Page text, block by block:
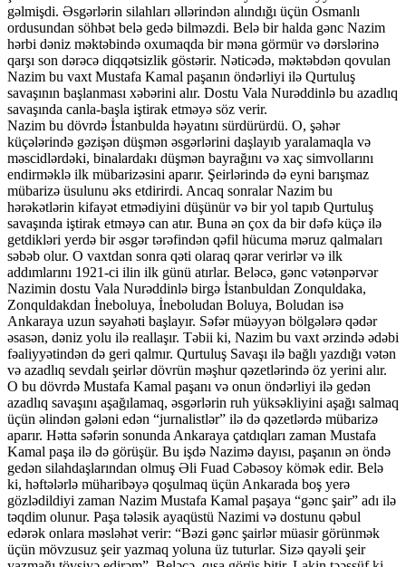
gəlmişdi. Əsgərlərin silahları əllərindən alındığı üçün Osmanlı
ordusundan söhbət belə gedə bilməzdi. Belə bir halda gənc Nazim
hərbi dəniz məktəbində oxumaqda bir məna görmür və dərslərinə
qarşı son dərəcə diqqətsizlik göstərir. Nəticədə, məktəbdən qovulan
Nazim bu vaxt Mustafa Kamal paşanın öndərliyi ilə Qurtuluş
savaşının başlanması xəbərini alır. Dostu Vala Nurəddinlə bu azadlıq
savaşında canla-başla iştirak etməyə söz verir.
Nazim bu dövrdə İstanbulda həyatını sürdürürdü. O, şəhər
küçələrində gəzişən düşmən əsgərlərini daşlayıb yaralamaqla və
məscidlərdəki, binalardakı düşmən bayrağını və xaç simvollarını
endirməklə ilk mübarizəsini aparır. Şeirlərində də eyni barışmaz
mübarizə üsulunu əks etdirirdi. Ancaq sonralar Nazim bu
hərəkətlərin kifayət etmədiyini düşünür və bir yol tapıb Qurtuluş
savaşında iştirak etməyə can atır. Buna ən çox da bir dəfə küçə ilə
getdikləri yerdə bir əsgər tərəfindən qəfil hücuma məruz qalmaları
səbəb olur. O vaxtdan sonra qəti olaraq qərar verirlər və ilk
addımlarını 1921-ci ilin ilk günü atırlar. Beləcə, gənc vətənpərvər
Nazimin dostu Vala Nurəddinlə birgə İstanbuldan Zonquldaka,
Zonquldakdan İneboluya, İneboludan Boluya, Boludan isə
Ankaraya uzun səyahəti başlayır. Səfər müəyyən bölgələrə qədər
əsasən, dəniz yolu ilə reallaşır. Təbii ki, Nazim bu vaxt ərzində ədəbi
fəaliyyətindən də geri qalmır. Qurtuluş Savaşı ilə bağlı yazdığı vətən
və azadlıq sevdalı şeirlər dövrün məşhur qəzetlərində öz yerini alır.
O bu dövrdə Mustafa Kamal paşanı və onun öndərliyi ilə gedən
azadlıq savaşını aşağılamaq, əsgərlərin ruh yüksəkliyini aşağı salmaq
üçün əlindən gələni edən “jurnalistlər” ilə də qəzetlərdə mübarizə
aparır. Hətta səfərin sonunda Ankaraya çatdıqları zaman Mustafa
Kamal paşa ilə də görüşür. Bu işdə Nazimə dayısı, paşanın ən öndə
gedən silahdaşlarından olmuş Əli Fuad Cəbəsoy kömək edir. Belə
ki, həftələrlə müharibəyə qoşulmaq üçün Ankarada boş yerə
gözlədildiyi zaman Nazim Mustafa Kamal paşaya “gənc şair” adı ilə
təqdim olunur. Paşa tələsik ayaqüstü Nazimi və dostunu qəbul
edərək onlara məsləhət verir: “Bəzi gənc şairlər müasir görünmək
üçün mövzusuz şeir yazmaq yoluna üz tuturlar. Sizə qayəli şeir